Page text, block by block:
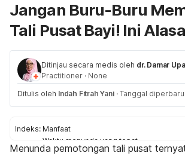
Jangan Buru-Buru
Tali Pusat Bayi! Ini
Ditinjau secara medis oleh dr. Damar
Practitioner · None
Ditulis oleh Indah Fitrah Yani · Tanggal
Indeks: Manfaat
Waktu menunda yang tepat
Kondisi segera dipotong
Menunda pemotongan tali pusat